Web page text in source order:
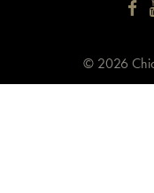
© 2026